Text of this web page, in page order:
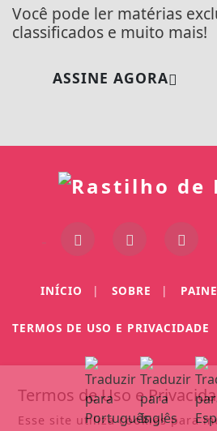
Você pode ler matérias
classificados e muito mais!
ASSINE AGORA
INÍCIO | SOBRE |
TERMOS DE USO E PRIVACIDADE
Termos de Uso e
Esse site utiliza cookies para